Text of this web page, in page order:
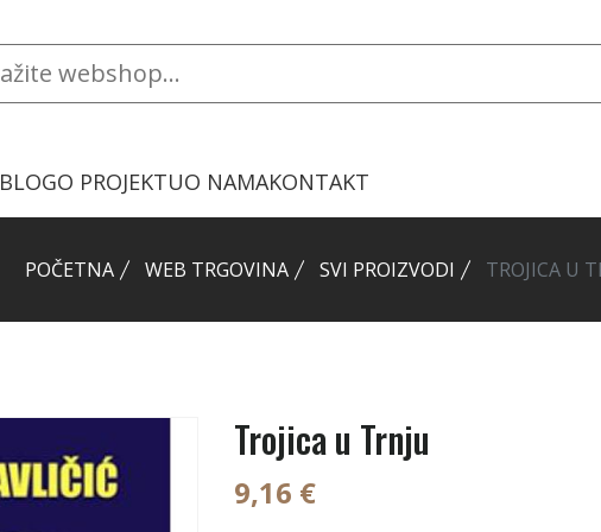
BLOGO PROJEKTUO NAMAKONTAKT
POČETNA WEB TRGOVINA SVI PROIZVODI TROJICA U
Trojica u Trnju
9,16 €